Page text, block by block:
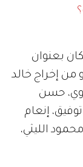
بعنوان
تم عرضه في 2019، وهو من إخراج خالد
حسن
إنعام
الليثي،